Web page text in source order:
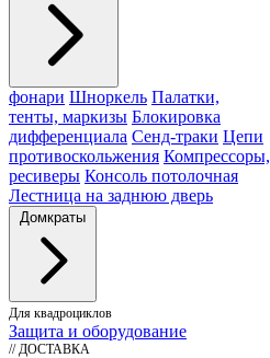
фонари Шноркель Палатки,
тенты, маркизы Блокировка
дифференциала Сенд-траки Цепи
противоскольжения Компрессоры,
ресиверы Консоль потолочная
Лестница на заднюю дверь
Домкраты
Для квадроциклов
Защита и оборудование
// ДОСТАВКА